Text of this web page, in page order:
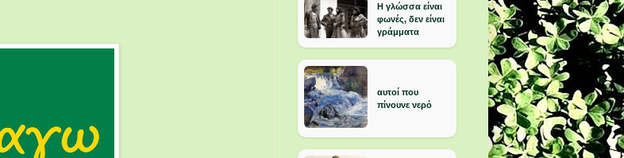
Η γλώσσα είναι
φωνές, δεν είναι
γράμματα
αυτοί που
πίνουνε νερό